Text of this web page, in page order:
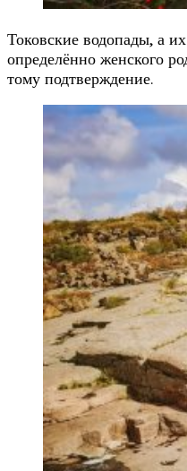
Токовские водопады, а
определённо женского
тому подтверждение.